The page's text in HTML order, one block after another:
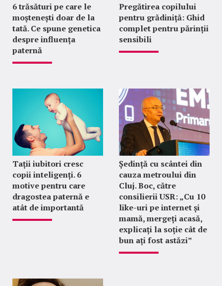
6 trăsături pe care le
moștenești doar de la
tată. Ce spune genetica
despre influența
paternă
Pregătirea copilului
pentru grădiniță: Ghid
complet pentru părinții
sensibili
Tații iubitori cresc
copii inteligenți. 6
motive pentru care
dragostea paternă e
atât de importantă
Ședință cu scântei din
cauza metroului din
Cluj. Boc, către
consilierii USR: „Cu 10
like-uri pe internet și
mamă, mergeți acasă,
explicați la soție cât de
bun ați fost astăzi”